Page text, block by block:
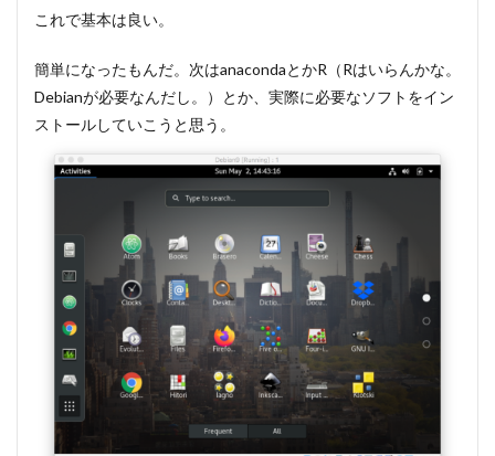
これで基本は良い。
簡単になったもんだ。次はanacondaとかR（Rはいらんかな。
Debianが必要なんだし。）とか、実際に必要なソフトをイン
ストールしていこうと思う。